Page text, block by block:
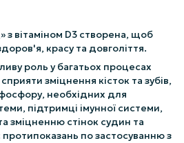
з вітаміном D3 створена, щоб
красу та довголіття.
роль у багатьох процесах
зміцнення кісток та зубів,
необхідних для
підтримці імунної системи,
зміцненню стінок судин та
протипоказань по застосуванню з